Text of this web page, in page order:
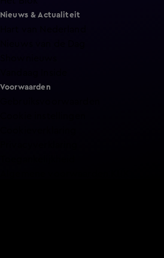
Nieuws & Actualiteit
Voorwaarden